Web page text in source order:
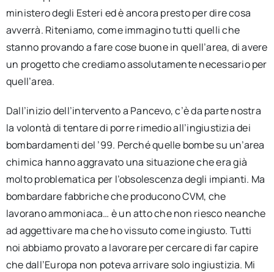
ministero degli Esteri ed è ancora presto per dire cosa
avverrà. Riteniamo, come immagino tutti quelli che
stanno provando a fare cose buone in quell’area, di avere
un progetto che crediamo assolutamente necessario per
quell’area.
Dall’inizio dell’intervento a Pancevo, c’è da parte nostra
la volontà di tentare di porre rimedio all’ingiustizia dei
bombardamenti del ’99. Perché quelle bombe su un’area
chimica hanno aggravato una situazione che era già
molto problematica per l’obsolescenza degli impianti. Ma
bombardare fabbriche che producono CVM, che
lavorano ammoniaca… è un atto che non riesco neanche
ad aggettivare ma che ho vissuto come ingiusto. Tutti
noi abbiamo provato a lavorare per cercare di far capire
che dall’Europa non poteva arrivare solo ingiustizia. Mi